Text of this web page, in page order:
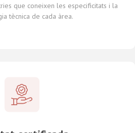
que coneixen les especificitats i la
tècnica de cada àrea.